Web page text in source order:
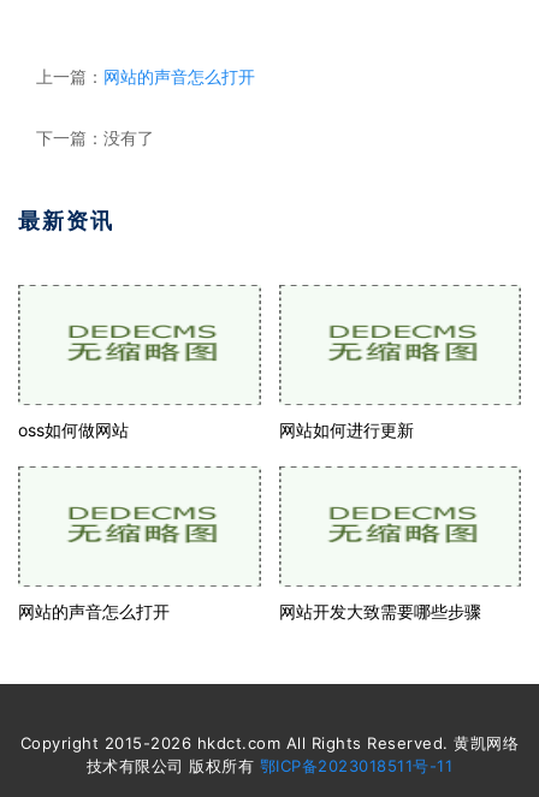
上一篇： 网站的声音怎么打开
下一篇：没有了
最新资讯
oss如何做网站 网站如何进行更新
网站的声音怎么打开 网站开发大致需要哪些步骤
Copyright 2015-2026 hkdct.com All Rights Reserved. 黄凯网络
技术有限公司 版权所有 鄂ICP备2023018511号-11